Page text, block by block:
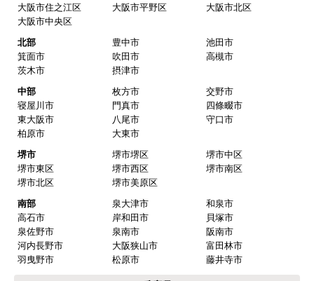
大阪市住之江区
大阪市平野区
大阪市北区
大阪市中央区
北部
豊中市
池田市
箕面市
吹田市
高槻市
茨木市
摂津市
中部
枚方市
交野市
寝屋川市
門真市
四條畷市
東大阪市
八尾市
守口市
柏原市
大東市
堺市
堺市堺区
堺市中区
堺市東区
堺市西区
堺市南区
堺市北区
堺市美原区
南部
泉大津市
和泉市
高石市
岸和田市
貝塚市
泉佐野市
泉南市
阪南市
河内長野市
大阪狭山市
富田林市
羽曳野市
松原市 藤井寺市